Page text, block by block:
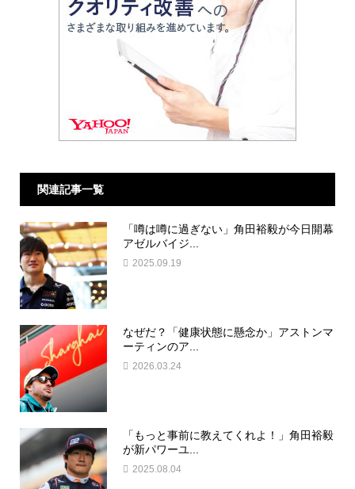
関連記事一覧
「噂は噂に過ぎない」角田裕毅が今日開幕
アゼルバイジ...
2025.09.19
なぜだ？「健康状態に懸念か」アストンマ
ーティンのア...
2026.03.24
「もっと事前に教えてくれよ！」角田裕毅
が新パワーユ...
2025.08.04